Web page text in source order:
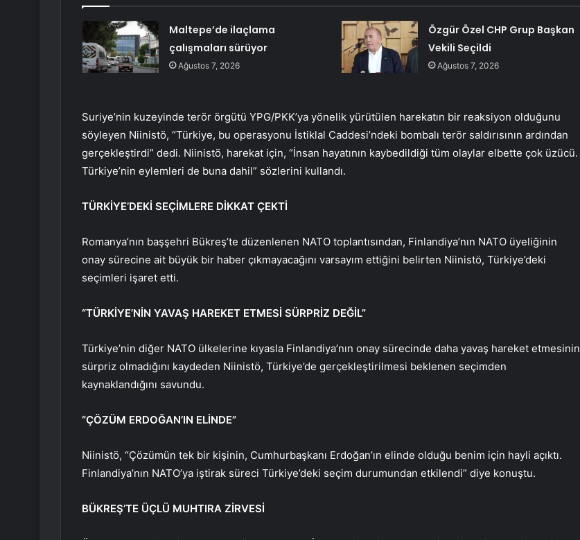
Maltepe’de ilaçlama
çalışmaları sürüyor
Ağustos 7, 2026
Özgür Özel CHP Grup Başkan
Vekili Seçildi
Ağustos 7, 2026
Suriye’nin kuzeyinde terör örgütü YPG/PKK’ya yönelik yürütülen harekatın bir reaksiyon olduğunu
söyleyen Niinistö, “Türkiye, bu operasyonu İstiklal Caddesi’ndeki bombalı terör saldırısının ardından
gerçekleştirdi” dedi. Niinistö, harekat için, “İnsan hayatının kaybedildiği tüm olaylar elbette çok üzücü.
Türkiye’nin eylemleri de buna dahil” sözlerini kullandı.
TÜRKİYE’DEKİ SEÇİMLERE DİKKAT ÇEKTİ
Romanya’nın başşehri Bükreş’te düzenlenen NATO toplantısından, Finlandiya’nın NATO üyeliğinin
onay sürecine ait büyük bir haber çıkmayacağını varsayım ettiğini belirten Niinistö, Türkiye’deki
seçimleri işaret etti.
“TÜRKİYE’NİN YAVAŞ HAREKET ETMESİ SÜRPRİZ DEĞİL”
Türkiye’nin diğer NATO ülkelerine kıyasla Finlandiya’nın onay sürecinde daha yavaş hareket etmesinin
sürpriz olmadığını kaydeden Niinistö, Türkiye’de gerçekleştirilmesi beklenen seçimden
kaynaklandığını savundu.
“ÇÖZÜM ERDOĞAN’IN ELİNDE”
Niinistö, “Çözümün tek bir kişinin, Cumhurbaşkanı Erdoğan’ın elinde olduğu benim için hayli açıktı.
Finlandiya’nın NATO’ya iştirak süreci Türkiye’deki seçim durumundan etkilendi” diye konuştu.
BÜKREŞ’TE ÜÇLÜ MUHTIRA ZİRVESİ